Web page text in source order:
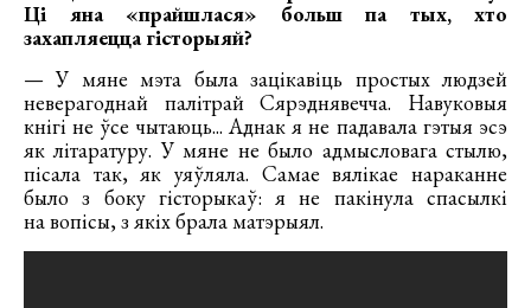
Ці яна «прайшлася» больш па тых, хто
захапляецца гісторыяй?
— У мяне мэта была зацікавіць простых людзей
неверагоднай палітрай Сярэднявечча. Навуковыя
кнігі не ўсе чытаюць... Аднак я не падавала гэтыя эсэ
як літаратуру. У мяне не было адмысловага стылю,
пісала так, як уяўляла. Самае вялікае нараканне
было з боку гісторыкаў: я не пакінула спасылкі
на вопісы, з якіх брала матэрыял.